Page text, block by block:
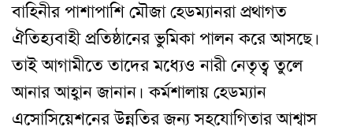
বাহিনীর পাশাপাশি মৌজা হেডম্যানরা প্রথাগত
ঐতিহ্যবাহী প্রতিষ্ঠানের ভুমিকা পালন করে আসছে।
তাই আগামীতে তাদের মধ্যেও নারী নেতৃত্ব তুলে
আনার আহ্বান জানান। কর্মশালায় হেডম্যান
এসোসিয়েশনের উন্নতির জন্য সহযোগিতার আশ্বাস